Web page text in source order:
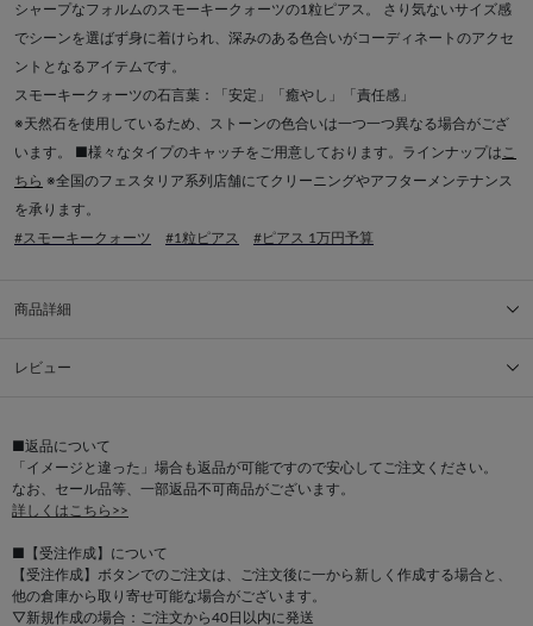
シャープなフォルムのスモーキークォーツの1粒ピアス。 さり気ないサイズ感
でシーンを選ばず身に着けられ、深みのある色合いがコーディネートのアクセ
ントとなるアイテムです。
スモーキークォーツの石言葉：「安定」「癒やし」「責任感」
※天然石を使用しているため、ストーンの色合いは一つ一つ異なる場合がござ
います。 ■様々なタイプのキャッチをご用意しております。ラインナップは こ
ちら ※全国のフェスタリア系列店舗にてクリーニングやアフターメンテナンス
を承ります。
#スモーキークォーツ
#1粒ピアス #ピアス 1万円予算
商品詳細
レビュー
■返品について
「イメージと違った」場合も返品が可能ですので安心してご注文ください。
なお、セール品等、一部返品不可商品がございます。
詳しくはこちら>>
■【受注作成】について
【受注作成】ボタンでのご注文は、ご注文後に一から新しく作成する場合と、
他の倉庫から取り寄せ可能な場合がございます。
▽新規作成の場合：ご注文から40日以内に発送